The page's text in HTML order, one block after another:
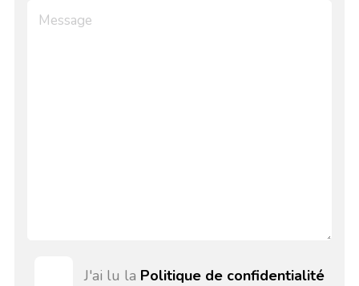
J'ai lu la Politique de confidentialité